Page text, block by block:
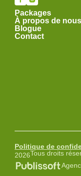
Packages
À propos de nous
Blogue
Contact
Politique de
2026Tous droits